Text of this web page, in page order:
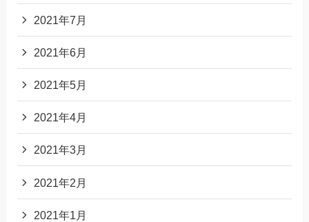
2021年7月
2021年6月
2021年5月
2021年4月
2021年3月
2021年2月
2021年1月